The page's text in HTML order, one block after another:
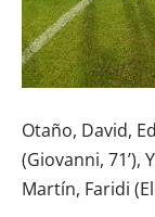
Otaño, David,
(Giovanni, 71’),
Martín, Faridi